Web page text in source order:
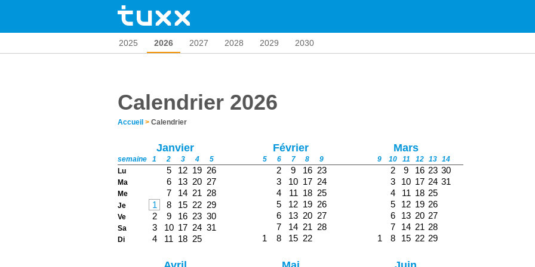
2025 2026 2027 2028 2029 2030
Calendrier 2026
Accueil > Calendrier
Janvier
semaine 1 2 3 4
5
Lu
5 12 19 26
Ma 6 13 20 27
Me 7 14 21 28
Je 1 8 15 22 29
Ve 2 9 16 23 30
Sa 3 10 17 24 31
Di 4 11 18 25
Février
5 6 7 8 9
2 9 16 23
3
10 17 24
4
11 18 25
5
12 19 26
6
13 20 27
7
14 21 28
1
8 15 22
Mars
9 10 11 12 13 14
2 9 16 23 30
3
10 17 24 31
4
11 18 25
5
12 19 26
6
13 20 27
7
14 21 28
1
8 15 22 29